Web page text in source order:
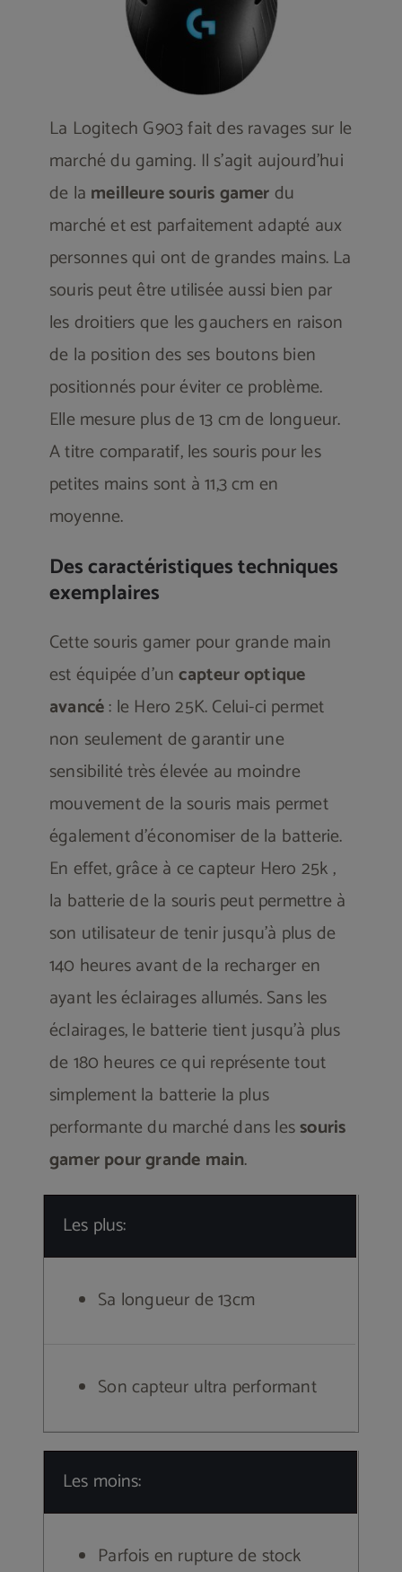
La Logitech G903 fait des ravages sur le
marché du gaming. Il s’agit aujourd’hui
de la meilleure souris gamerdu
marché et est parfaitement adapté aux
personnes qui ont de grandes mains. La
souris peut être utilisée aussi bien par
les droitiers que les gauchers en raison
de la position des ses boutons bien
positionnés pour éviter ce problème.
Elle mesure plus de 13 cm de longueur.
A titre comparatif, les souris pour les
petites mains sont à 11,3 cm en
moyenne.
Des caractéristiques techniques
exemplaires
Cette souris gamer pour grande main
est équipée d’uncapteur optique
avancé: le Hero 25K. Celui-ci permet
non seulement de garantir une
sensibilité très élevée au moindre
mouvement de la souris mais permet
également d’économiser de la batterie.
En effet, grâce à ce capteur Hero 25k ,
la batterie de la souris peut permettre à
son utilisateur de tenir jusqu’à plus de
140 heures avant de la recharger en
ayant les éclairages allumés. Sans les
éclairages, le batterie tient jusqu’à plus
de 180 heures ce qui représente tout
simplement la batterie la plus
performante du marché dans lessouris
gamer pour grande main.
Les plus:
Sa longueur de 13cm
Son capteur ultra performant
Les moins:
Parfois en rupture de stock